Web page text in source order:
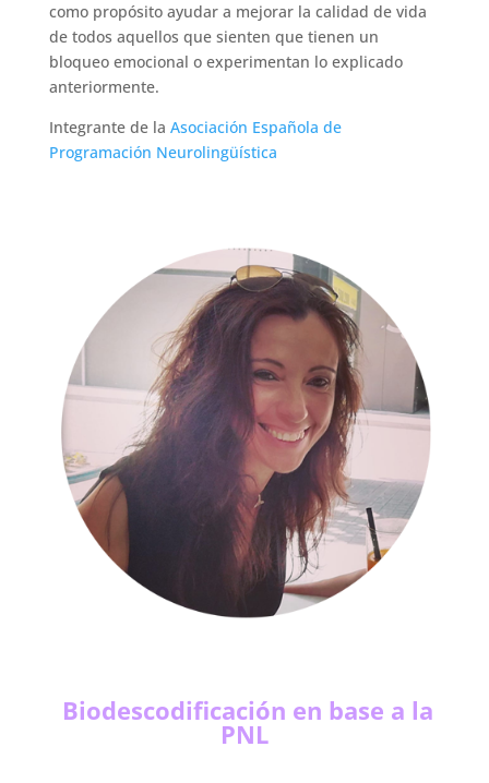
como propósito ayudar a mejorar la calidad de vida
de todos aquellos que sienten que tienen un
bloqueo emocional o experimentan lo explicado
anteriormente.
Integrante de la Asociación Española de
Programación Neurolingüística
Biodescodificación en base a la
PNL